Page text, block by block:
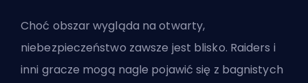
Choć obszar wygląda na otwarty,
niebezpieczeństwo zawsze jest blisko. Raiders i
inni gracze mogą nagle pojawić się z bagnistych